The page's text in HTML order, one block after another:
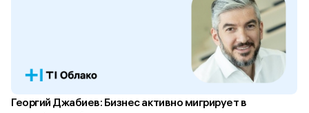
Георгий Джабиев: Бизнес активно мигрирует в